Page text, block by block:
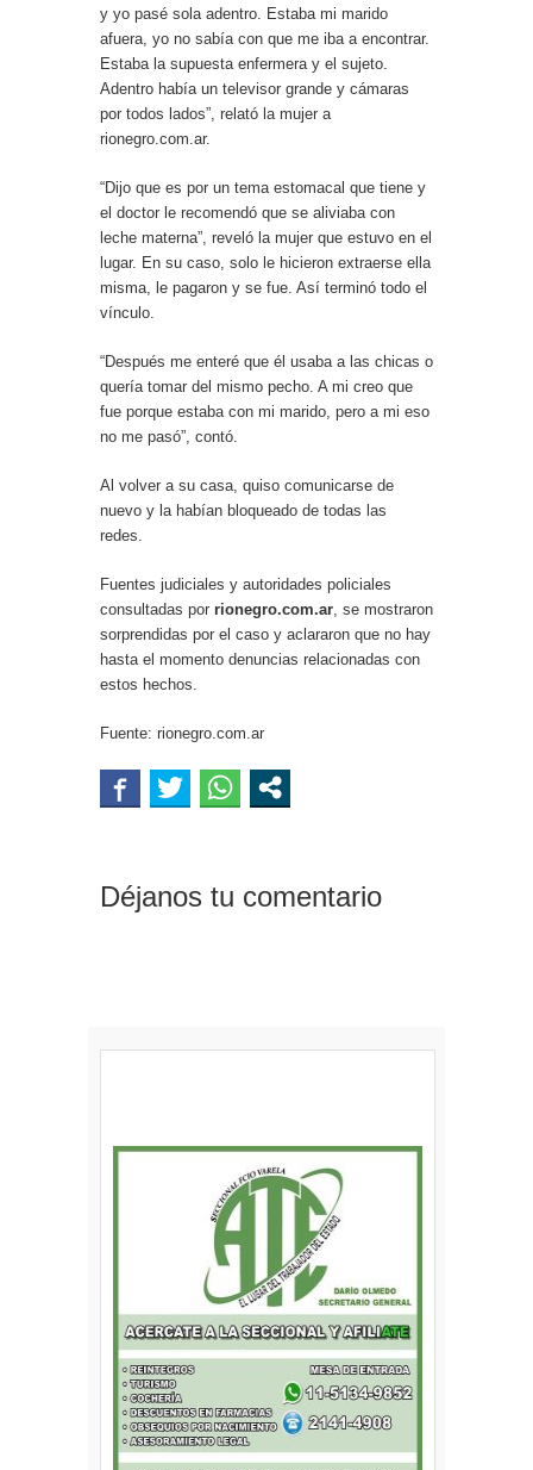
y yo pasé sola adentro. Estaba mi marido
afuera, yo no sabía con que me iba a encontrar.
Estaba la supuesta enfermera y el sujeto.
Adentro había un televisor grande y cámaras
por todos lados”, relató la mujer a
rionegro.com.ar.
“Dijo que es por un tema estomacal que tiene y
el doctor le recomendó que se aliviaba con
leche materna”, reveló la mujer que estuvo en el
lugar. En su caso, solo le hicieron extraerse ella
misma, le pagaron y se fue. Así terminó todo el
vínculo.
“Después me enteré que él usaba a las chicas o
quería tomar del mismo pecho. A mi creo que
fue porque estaba con mi marido, pero a mi eso
no me pasó”, contó.
Al volver a su casa, quiso comunicarse de
nuevo y la habían bloqueado de todas las
redes.
Fuentes judiciales y autoridades policiales
consultadas por rionegro.com.ar , se mostraron
sorprendidas por el caso y aclararon que no hay
hasta el momento denuncias relacionadas con
estos hechos.
Fuente: rionegro.com.ar
Déjanos tu comentario